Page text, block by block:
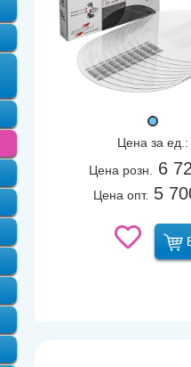
Цена за ед.:
Цена розн.
6
Цена опт. 5